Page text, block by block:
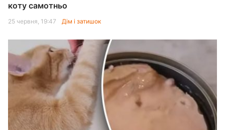
коту самотньо
25 червня, 19:47 Дім і затишок